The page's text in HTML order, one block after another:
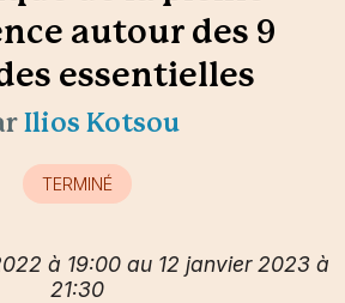
autour des 9
essentielles
Ilios Kotsou
TERMINÉ
à 19:00 au 12 janvier 2023 à
21:30